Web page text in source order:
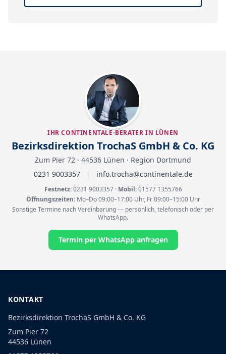
IHR CONTINENTALE-BERATER IN LÜNEN
Bezirksdirektion TrochaS GmbH & Co. KG
Zum Pier 72 · 44536 Lünen · Region Dortmund
0231 9003357
| info.trocha@continentale.de
Festnetz: 0231 9003357· Mobil: 01577 1355766
Öffnungszeiten:Mo–Do 09:00–17:00 Uhr, Fr 09:00–15:00 Uhr
Sonstige Termine nach Vereinbarung — persönlich, telefonisch oder per
WhatsApp.
Termin per WhatsApp anfragen
KONTAKT
Bezirksdirektion TrochaS GmbH & Co. KG
Zum Pier 72
44536 Lünen